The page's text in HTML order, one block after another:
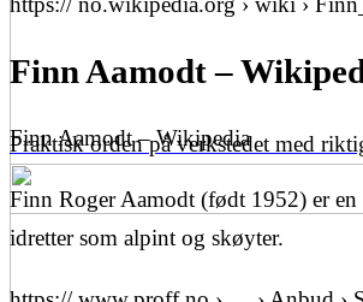
Praktisk orden på verkstedet med
Finn Aamodt –
Finn Aamodt – Wikipedia
Finn Roger Aamodt (født 1952) er
idretter som alpint og skøyter.